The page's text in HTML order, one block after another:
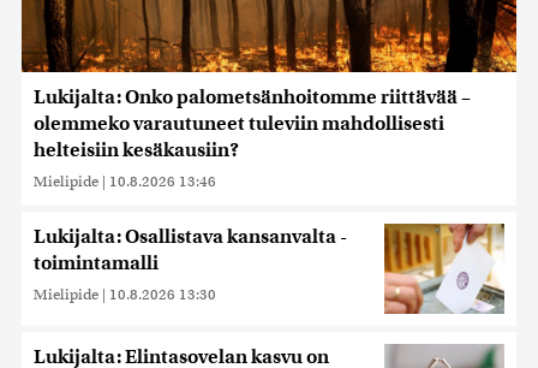
Lukijalta: Onko palometsänhoitomme riittävää –
olemmeko varautuneet tuleviin mahdollisesti
helteisiin kesäkausiin?
Mielipide | 10.8.2026 13:46
Lukijalta: Osallistava kansanvalta -
toimintamalli
Mielipide | 10.8.2026 13:30
Lukijalta: Elintasovelan kasvu on